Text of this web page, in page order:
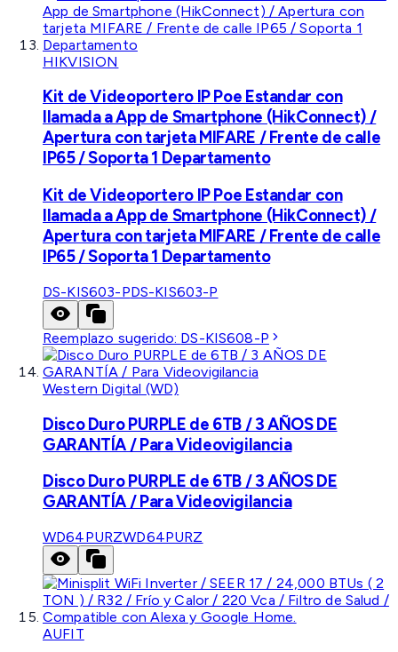
HIKVISION
Kit de Videoportero IP Poe Estandar con
llamada a App de Smartphone (HikConnect) /
Apertura con tarjeta MIFARE / Frente de calle
IP65 / Soporta 1 Departamento
Kit de Videoportero IP Poe Estandar con
llamada a App de Smartphone (HikConnect) /
Apertura con tarjeta MIFARE / Frente de calle
IP65 / Soporta 1 Departamento
DS-KIS603-PDS-KIS603-P
Reemplazo sugerido: DS-KIS608-P
Western Digital (WD)
Disco Duro PURPLE de 6TB / 3 AÑOS DE
GARANTÍA / Para Videovigilancia
Disco Duro PURPLE de 6TB / 3 AÑOS DE
GARANTÍA / Para Videovigilancia
WD64PURZWD64PURZ
AUFIT